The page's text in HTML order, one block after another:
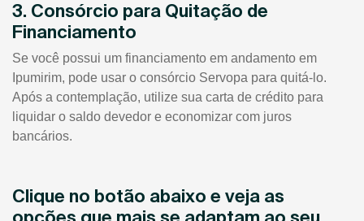
3. Consórcio para Quitação de
Financiamento
Se você possui um financiamento em andamento em
Ipumirim, pode usar o consórcio Servopa para quitá-lo.
Após a contemplação, utilize sua carta de crédito para
liquidar o saldo devedor e economizar com juros
bancários.
Clique no botão abaixo e veja as
opções que mais se adaptam ao seu